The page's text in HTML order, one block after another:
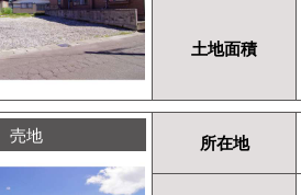
土地面積
売地 所在地